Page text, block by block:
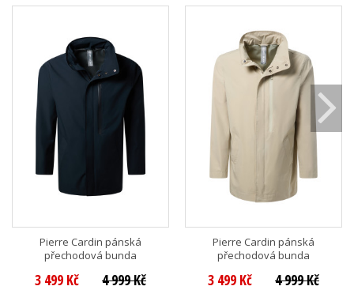
Pierre Cardin pánská
přechodová bunda
3 499 Kč 4 999 Kč
Pierre Cardin pánská
přechodová bunda
3 499 Kč 4 999 Kč